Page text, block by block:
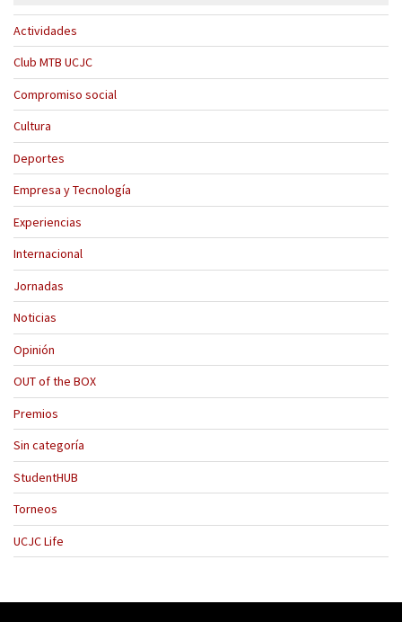
Actividades
Club MTB UCJC
Compromiso social
Cultura
Deportes
Empresa y Tecnología
Experiencias
Internacional
Jornadas
Noticias
Opinión
OUT of the BOX
Premios
Sin categoría
StudentHUB
Torneos
UCJC Life